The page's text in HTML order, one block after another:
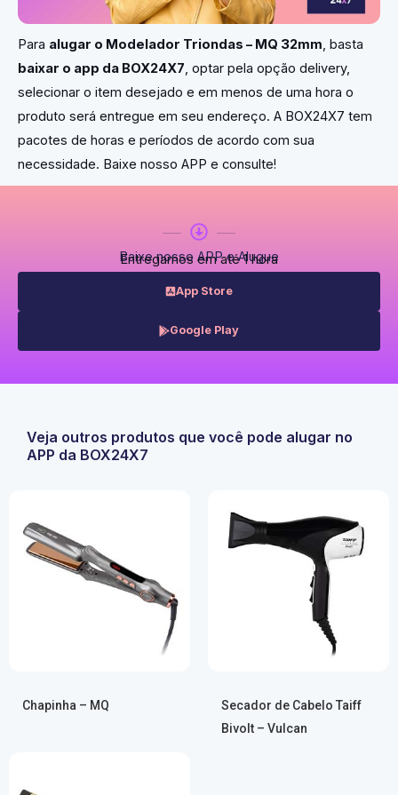
Para alugar o Modelador Triondas – MQ 32mm, basta
baixar o app da BOX24X7, optar pela opção delivery,
selecionar o item desejado e em menos de uma hora o
produto será entregue em seu endereço. A BOX24X7 tem
pacotes de horas e períodos de acordo com sua
necessidade. Baixe nosso APP e consulte!
Baixe nosso APP e Alugue
Entregamos em até 1 hora
App Store
Google Play
Veja outros produtos que você pode alugar no
APP da BOX24X7
Chapinha – MQ
Secador de Cabelo Taiff
Bivolt – Vulcan